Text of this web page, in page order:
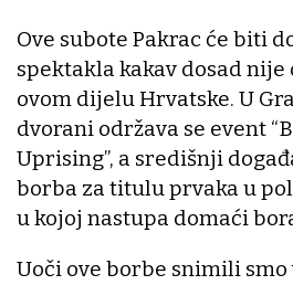
Ove subote Pakrac će biti
spektakla kakav dosad
ovom dijelu Hrvatske. U
dvorani održava se event
Uprising”, a središnji
borba za titulu prvaka u
u kojoj nastupa domaći
Uoči ove borbe snimili